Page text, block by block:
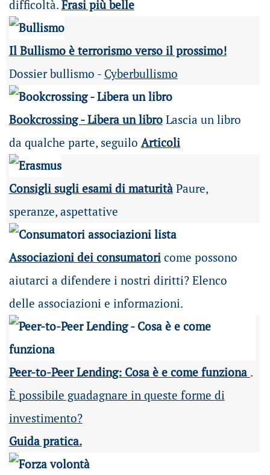
difficoltà. Frasi più belle
Il Bullismo è terrorismo verso il prossimo!
Dossier bullismo - Cyberbullismo
Bookcrossing - Libera un libroLascia un libro
da qualche parte, seguilo Articoli
Consigli sugli esami di maturità Paure,
speranze, aspettative
Associazioni dei consumatoricome possono
aiutarci a difendere i nostri diritti? Elenco
delle associazioni e informazioni.
Peer-to-Peer Lending: Cosa è e come funziona .
È possibile guadagnare in queste forme di
investimento?
Guida pratica.